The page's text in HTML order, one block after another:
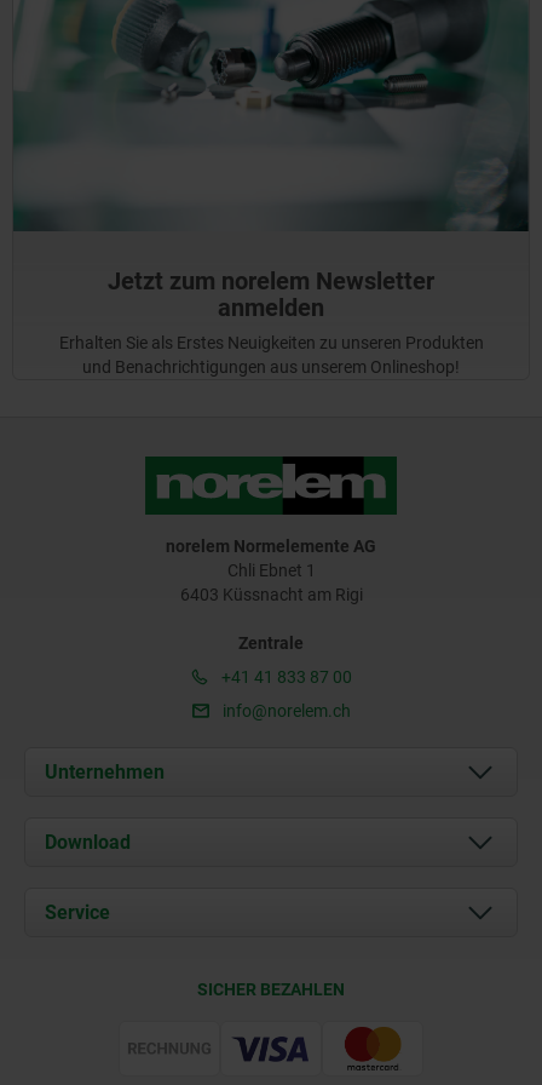
Jetzt zum norelem Newsletter
anmelden
Erhalten Sie als Erstes Neuigkeiten zu unseren Produkten
und Benachrichtigungen aus unserem Onlineshop!
norelem Normelemente AG
Chli Ebnet 1
6403 Küssnacht am Rigi
Zentrale
+41 41 833 87 00
info@norelem.ch
Unternehmen
Über uns
Kontakt
Download
Dokumente
Service
SICHER BEZAHLEN